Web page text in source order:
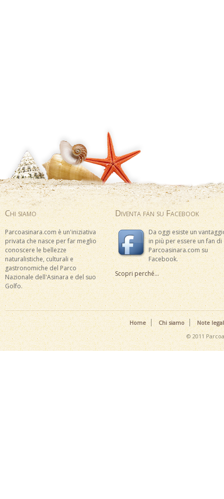
Chi siamo
Parcoasinara.com è un'iniziativa
privata che nasce per far meglio
conoscere le bellezze
naturalistiche, culturali e
gastronomiche del Parco
Nazionale dell'Asinara e del suo
Golfo.
Diventa fan su Facebook
Da oggi esiste un
in più per essere un fan di
Parcoasinara.com su
Facebook.
Scopri perché...
Home Chi siamo
Note
© 2011